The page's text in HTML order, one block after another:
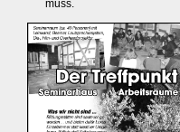
muss.